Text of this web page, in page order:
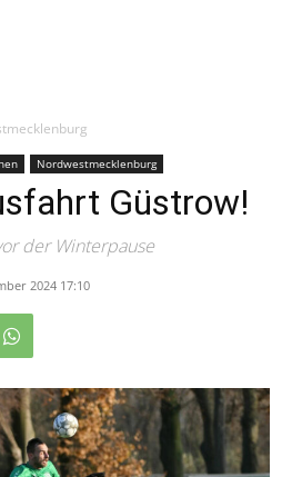
Nordwestmecklenburg
Güstrow!
der Winterpause
2024 17:10